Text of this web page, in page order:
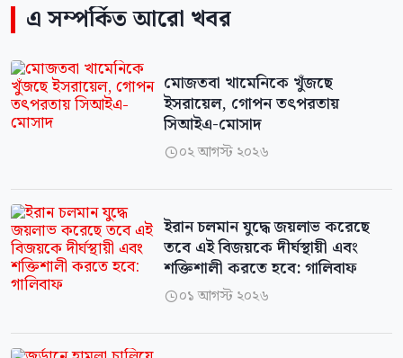
এ সম্পর্কিত আরো খবর
মোজতবা খামেনিকে খুঁজছে
ইসরায়েল, গোপন তৎপরতায়
সিআইএ-মোসাদ
০২ আগস্ট ২০২৬
ইরান চলমান যুদ্ধে জয়লাভ করেছে
তবে এই বিজয়কে দীর্ঘস্থায়ী এবং
শক্তিশালী করতে হবে: গালিবাফ
০১ আগস্ট ২০২৬